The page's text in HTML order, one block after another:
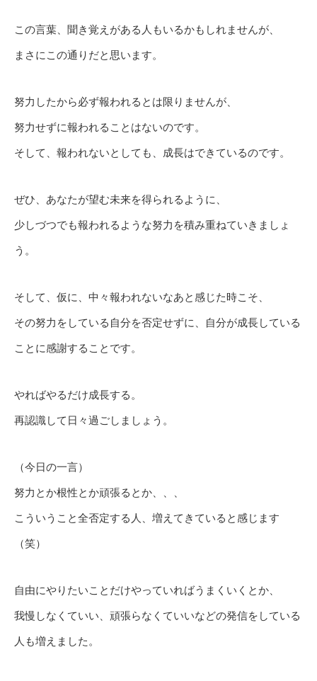
この言葉、聞き覚えがある人もいるかもしれませんが、
まさにこの通りだと思います。
努力したから必ず報われるとは限りませんが、
努力せずに報われることはないのです。
そして、報われないとしても、成長はできているのです。
ぜひ、あなたが望む未来を得られるように、
少しづつでも報われるような努力を積み重ねていきましょ
う。
そして、仮に、中々報われないなあと感じた時こそ、
その努力をしている自分を否定せずに、自分が成長している
ことに感謝することです。
やればやるだけ成長する。
再認識して日々過ごしましょう。
（今日の一言）
努力とか根性とか頑張るとか、、、
こういうこと全否定する人、増えてきていると感じます
（笑）
自由にやりたいことだけやっていればうまくいくとか、
我慢しなくていい、頑張らなくていいなどの発信をしている
人も増えました。